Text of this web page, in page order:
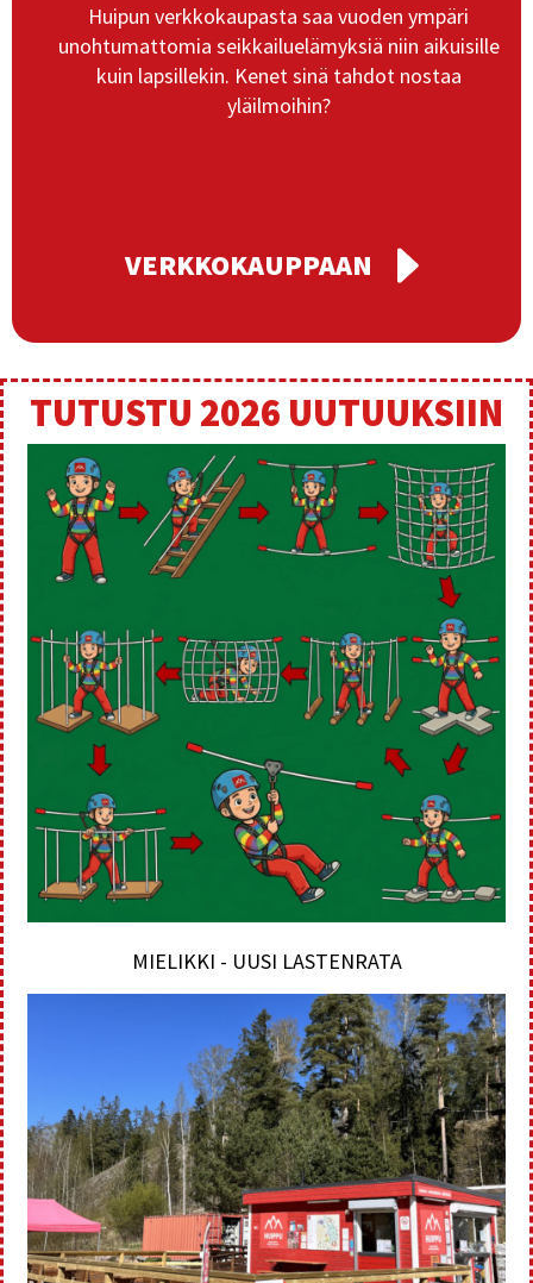
Huipun verkkokaupasta saa vuoden ympäri
unohtumattomia seikkailuelämyksiä niin aikuisille
kuin lapsillekin. Kenet sinä tahdot nostaa
yläilmoihin?
VERKKOKAUPPAAN
TUTUSTU 2026 UUTUUKSIIN
MIELIKKI - UUSI LASTENRATA